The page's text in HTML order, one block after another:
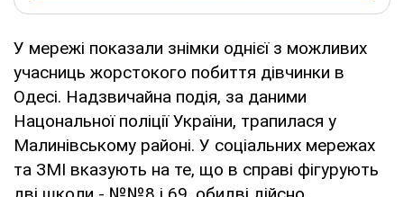
У мережі показали знімки однієї з можливих
учасниць жорстокого побиття дівчинки в
Одесі. Надзвичайна подія, за даними
Нацональної поліції України, трапилася у
Малинівському районі. У соціальних мережах
та ЗМІ вказують на те, що в справі фігурують